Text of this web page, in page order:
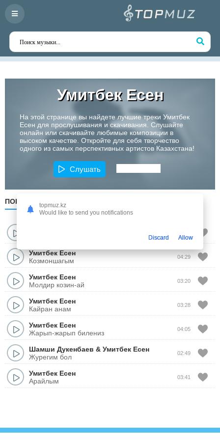
Умитбек Есен
На этой странице вы найдете лучшие треки Умитбек
Есен для прослушивания и скачивания. Слушайте
онлайн или скачивайте любимые композиции в
высоком качестве. Откройте для себя творчество
одного из самых перспективных артистов Казахстана!
Слушать
ПОПУЛЯРНЫЕ
Умитбек Есен
Козмоншагым
04:29
Умитбек Есен
Молдир козин-ай
03:20
Умитбек Есен
Кайран анам
03:28
Умитбек Есен
Жарып-жарып билениз
04:05
Шамши Дукенбаев & Умитбек Есен
Журегим бол
02:49
Умитбек Есен
Арайлым
03:41
topmuz.kz
Would like to send you notifications
Discard Allow